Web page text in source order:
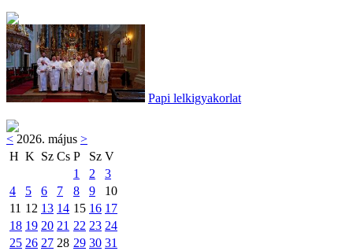
Papi lelkigyakorlat
< 2026. május >
H K Sz Cs P Sz V
1
2
3
4
5 6 7 8 9
10
11 12 13 14 15 16 17
18 19 20 21 22 23 24
25 26 27 28 29 30 31